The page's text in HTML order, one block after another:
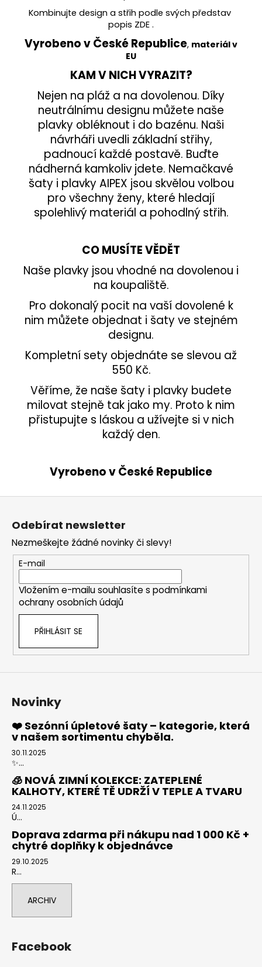
Kombinujte design a střih podle svých představ
popis ZDE .
Vyrobeno v České Republice, materiál v
EU
KAM V NICH VYRAZIT?
Nejen na pláž a na dovolenou. Díky
neutrálnímu designu můžete naše
plavky obléknout i do bazénu. Naši
návrháři uvedli základní střihy,
padnoucí každé postavě. Buďte
nádherná kamkoliv jdete. Nemačkavé
šaty i plavky AIPEX jsou skvělou volbou
pro všechny ženy, které hledají
spolehlivý materiál a pohodlný střih.
CO MUSÍTE VĚDĚT
Naše plavky jsou vhodné na dovolenou i
na koupaliště.
Pro dokonalý pocit na vaší dovolené k
nim můžete objednat i šaty ve stejném
designu.
Kompletní sety objednáte se slevou až
550 Kč.
Věříme, že naše šaty i plavky budete
milovat stejně tak jako my. Proto k nim
přistupujte s láskou a užívejte si v nich
každý den.
Vyrobeno v České Republice
Odebírat newsletter
Nezmeškejte žádné novinky či slevy!
E-mail
Vložením e-mailu souhlasíte s podmínkami
ochrany osobních údajů
PŘIHLÁSIT SE
Novinky
❤️ Sezónní úpletové šaty – kategorie, která
v našem sortimentu chyběla.
30.11.2025
✨...
🧊 NOVÁ ZIMNÍ KOLEKCE: ZATEPLENÉ
KALHOTY, KTERÉ TĚ UDRŽÍ V TEPLE A TVARU
24.11.2025
Ú...
Doprava zdarma při nákupu nad 1 000 Kč +
chytré doplňky k objednávce
29.10.2025
R...
ARCHIV
Facebook